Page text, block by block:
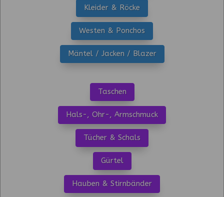
Kleider & Röcke
Westen & Ponchos
Mäntel / Jacken / Blazer
Taschen
Hals-, Ohr-, Armschmuck
Tücher & Schals
Gürtel
Hauben & Stirnbänder